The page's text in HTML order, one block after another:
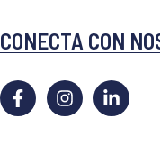
CONECTA CON